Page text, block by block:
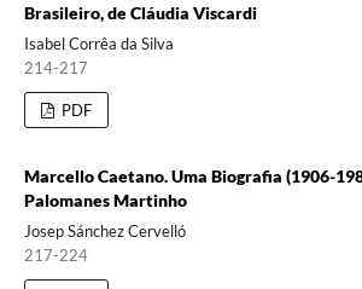
Brasileiro, de Cláudia Viscardi
Isabel Corrêa da Silva
214-217
PDF
Marcello Caetano. Uma Biografia (1906-
Palomanes Martinho
Josep Sánchez Cervelló
217-224